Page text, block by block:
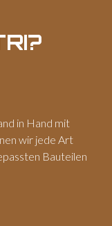
in Hand mit
wir jede Art
Bauteilen